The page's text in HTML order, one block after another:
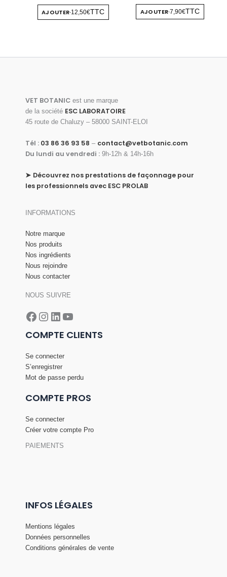
AJOUTER-12,50€TTC AJOUTER-7,90€TTC
VET BOTANIC est une marque
de la société ESC LABORATOIRE
45 route de Chaluzy – 58000 SAINT-ELOI
Tél : 03 86 36 93 58 – contact@vetbotanic.com
Du lundi au vendredi : 9h-12h & 14h-16h
➤ Découvrez nos prestations de façonnage pour
les professionnels avec ESC PROLAB
INFORMATIONS
Notre marque
Nos produits
Nos ingrédients
Nous rejoindre
Nous contacter
NOUS SUIVRE
Facebook
Instagram
LinkedIn
YouTube
COMPTE CLIENTS
Se connecter
S’enregistrer
Mot de passe perdu
COMPTE PROS
Se connecter
Créer votre compte Pro
PAIEMENTS
INFOS LÉGALES
Mentions légales
Données personnelles
Conditions générales de vente